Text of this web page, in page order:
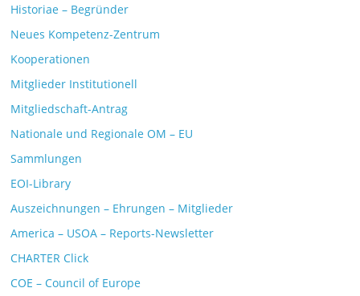
Historiae – Begründer
Neues Kompetenz-Zentrum
Kooperationen
Mitglieder Institutionell
Mitgliedschaft-Antrag
Nationale und Regionale OM – EU
Sammlungen
EOI-Library
Auszeichnungen – Ehrungen – Mitglieder
America – USOA – Reports-Newsletter
CHARTER Click
COE – Council of Europe